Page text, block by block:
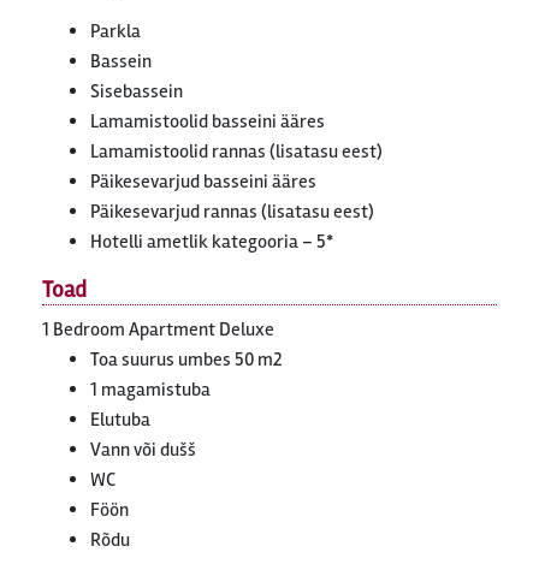
Parkla
Bassein
Sisebassein
Lamamistoolid basseini ääres
Lamamistoolid rannas (lisatasu eest)
Päikesevarjud basseini ääres
Päikesevarjud rannas (lisatasu eest)
Hotelli ametlik kategooria – 5*
Toad
1 Bedroom Apartment Deluxe
Toa suurus umbes 50 m2
1 magamistuba
Elutuba
Vann või dušš
WC
Föön
Rõdu